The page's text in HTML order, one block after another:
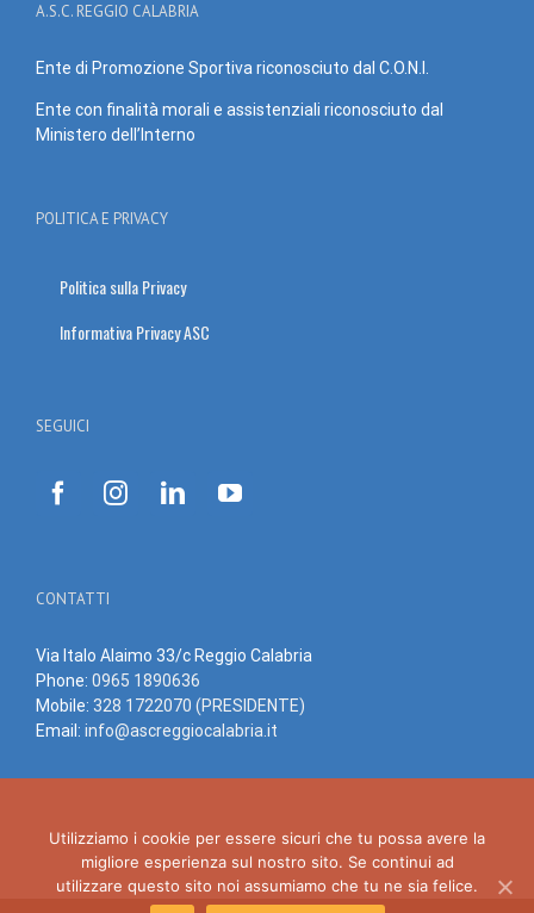
A.S.C. REGGIO CALABRIA
Ente di Promozione Sportiva riconosciuto dal C.O.N.I.
Ente con finalità morali e assistenziali riconosciuto dal
Ministero dell’Interno
POLITICA E PRIVACY
Politica sulla Privacy
Informativa Privacy ASC
SEGUICI
CONTATTI
Via Italo Alaimo 33/c Reggio Calabria
Phone: 0965 1890636
Mobile: 328 1722070 (PRESIDENTE)
Email: info@ascreggiocalabria.it
Utilizziamo i cookie per essere sicuri che tu possa avere la
migliore esperienza sul nostro sito. Se continui ad
utilizzare questo sito noi assumiamo che tu ne sia felice.